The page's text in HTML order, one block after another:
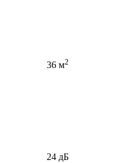
36 м2
24 дБ